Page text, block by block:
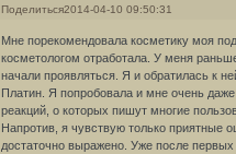
Поделиться2014-04-10 09:50:31
Мне порекомендовала косметику моя
косметологом отработала. У меня
начали проявляться. Я и обратилась к
Платин. Я попробовала и мне очень
реакций, о которых пишут многие
Напротив, я чувствую только приятные
достаточно выражено. Уже после